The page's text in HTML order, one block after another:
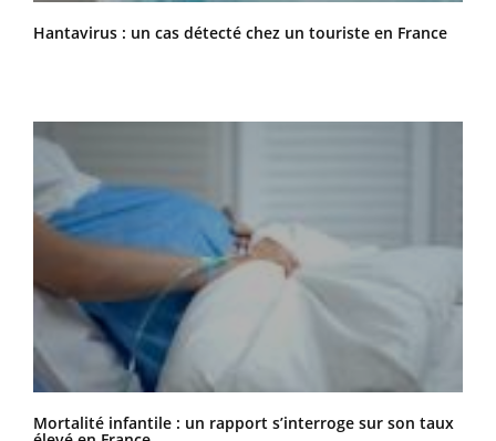
Hantavirus : un cas détecté chez un touriste en France
Mortalité infantile : un rapport s’interroge sur son taux